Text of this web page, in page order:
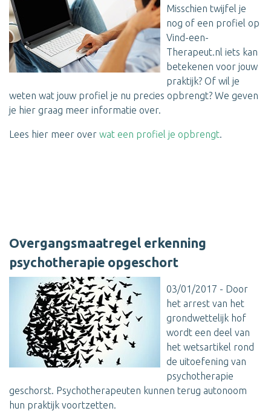
Misschien twijfel je
nog of een profiel op
Vind-een-
Therapeut.nl iets kan
betekenen voor jouw
praktijk? Of wil je
weten wat jouw profiel je nu precies opbrengt? We geven
je hier graag meer informatie over.
Lees hier meer over wat een profiel je opbrengt.
Overgangsmaatregel erkenning
psychotherapie opgeschort
03/01/2017 - Door
het arrest van het
grondwettelijk hof
wordt een deel van
het wetsartikel rond
de uitoefening van
psychotherapie
geschorst. Psychotherapeuten kunnen terug autonoom
hun praktijk voortzetten.